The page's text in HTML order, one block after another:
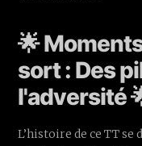
🌟
sort : Des
l'adversité
L’histoire de ce TT se